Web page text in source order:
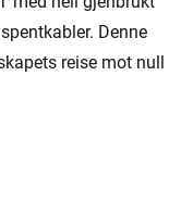
Denne
reise mot null